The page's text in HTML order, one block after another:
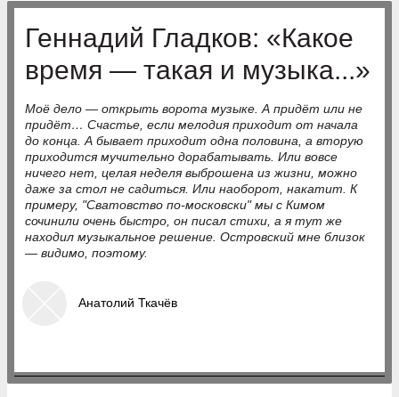
Геннадий Гладков: «Какое
время — такая и музыка...»
Моё дело — открыть ворота музыке. А придёт или не
придёт… Счастье, если мелодия приходит от начала
до конца. А бывает приходит одна половина, а вторую
приходится мучительно дорабатывать. Или вовсе
ничего нет, целая неделя выброшена из жизни, можно
даже за стол не садиться. Или наоборот, накатит. К
примеру, "Сватовство по-московски" мы с Кимом
сочинили очень быстро, он писал стихи, а я тут же
находил музыкальное решение. Островский мне близок
— видимо, поэтому.
Анатолий Ткачёв